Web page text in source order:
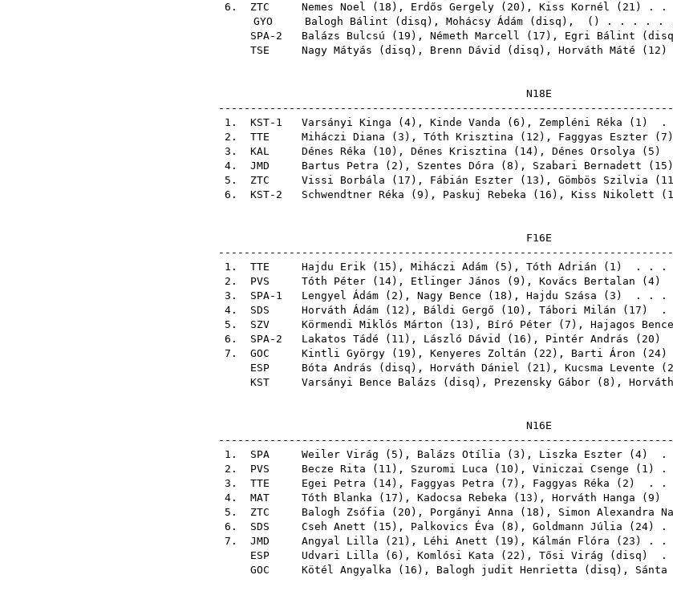
6. ZTC Nemes Noel ( 18 ), Erdős Gergely ( 20 ), Kiss Kornél ( 21 ) . .
GYO
Balogh Bálint ( disq ), Mohácsy Ádám ( disq ),
() . . . . .
SPA-2 Balázs Bulcsú ( 19 ), Németh Marcell ( 17 ), Egri Bálint ( disq
TSE
Nagy Mátyás ( disq ), Brenn Dávid ( disq ), Horváth Máté ( 12 )
1. KST-1 Varsányi Kinga ( 4), Kinde Vanda ( 6 ), Zempléni Réka ( 1 ) .
2. TTE Miháczi Diana ( 3 ), Tóth Krisztina ( 12 ), Faggyas Eszter ( 7
3. KAL Dénes Réka ( 10 ), Dénes Krisztina ( 14), Dénes Orsolya ( 5 )
4. JMD Bartus Petra ( 2 ), Szentes Dóra ( 8 ), Szabari Bernadett ( 15
5. ZTC Vissi Borbála ( 17 ), Fábián Eszter ( 13 ), Gömbös Szilvia ( 11
6. KST-2 Schwendtner Réka ( 9 ), Paskuj Rebeka ( 16 ), Kiss Nikolett (
1. TTE Hajdu Erik ( 15 ), Miháczi Adám ( 5 ), Tóth Adrián ( 1 ) . . .
2. PVS Tóth Péter ( 14), Etlinger János ( 9 ), Kovács Bertalan ( 4)
3. SPA-1 Lengyel Ádám ( 2 ), Nagy Bence ( 18 ), Hajdu Szása ( 3 ) . . .
4. SDS Horváth Ádám ( 12 ), Báldi Gergő ( 10 ), Tábori Milán ( 17 ) .
5. SZV Körmendi Miklós Márton ( 13 ), Bíró Péter ( 7 ), Hajagos Bence
6. SPA-2 Lakatos Tádé ( 11 ), László Dávid ( 16 ), Pintér András ( 20 )
7. GOC Kintli György ( 19 ), Kenyeres Zoltán ( 22 ), Barti Áron ( 24)
ESP
Bóta András ( disq ), Horváth Dániel ( 21 ), Kucsma Levente (
KST
Varsányi Bence Balázs ( disq ), Prezensky Gábor ( 8 ),
1. SPA Weiler Virág ( 5 ), Balázs Otília ( 3 ), Liszka Eszter ( 4) .
2. PVS Becze Rita ( 11 ), Szuromi Luca ( 10 ), Viniczai Csenge ( 1 ) .
3. TTE Egei Petra ( 14), Faggyas Petra ( 7 ), Faggyas Réka ( 2 ) . .
4. MAT Tóth Blanka ( 17 ), Kadocsa Rebeka ( 13 ), Horváth Hanga ( 9 )
5. ZTC Balogh Zsófia ( 20 ), Porgányi Anna ( 18 ), Simon Alexandra
6. SDS Cseh Anett ( 15 ), Palkovics Éva ( 8 ), Goldmann Júlia ( 24) .
7. JMD Angyal Lilla ( 21 ), Léhi Anett ( 19 ), Kálmán Flóra ( 23 ) . .
ESP
Udvari Lilla ( 6 ), Komlósi Kata ( 22 ), Tősi Virág ( disq ) .
GOC
Kötél Angyalka ( 16 ), Balogh judit Henrietta ( disq ), Sánta